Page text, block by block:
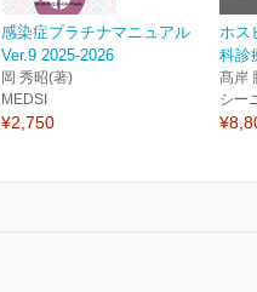
感染症プラチナマニュアル
Ver.9 2025-2026
岡 秀昭(著)
MEDSI
¥2,750
ホス
科診
髙岸
シー